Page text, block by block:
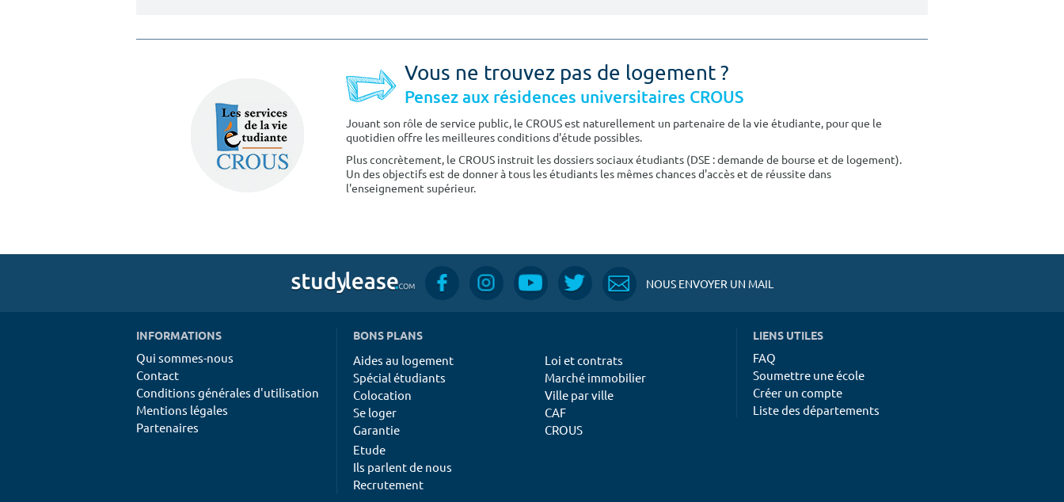
Vous ne trouvez pas de logement ?
Pensez aux résidences universitaires CROUS
Jouant son rôle de service public, le CROUS est naturellement un partenaire de la vie étudiante, pour que le
quotidien offre les meilleures conditions d'étude possibles.
Plus concrètement, le CROUS instruit les dossiers sociaux étudiants (DSE : demande de bourse et de logement).
Un des objectifs est de donner à tous les étudiants les mêmes chances d'accès et de réussite dans
l'enseignement supérieur.
NOUS ENVOYER UN MAIL
INFORMATIONS
Qui sommes-nous
Contact
Conditions générales d'utilisation
Mentions légales
Partenaires
BONS PLANS
Aides au logement
Spécial étudiants
Colocation
Se loger
Garantie
Loi et contrats
Marché immobilier
Ville par ville
CAF
CROUS
Etude
Ils parlent de nous
Recrutement
LIENS UTILES
FAQ
Soumettre une école
Créer un compte
Liste des départements